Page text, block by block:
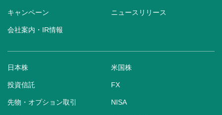
キャンペーン ニュースリリース
会社案内・IR情報
日本株 米国株
投資信託 FX
先物・オプション取引 NISA